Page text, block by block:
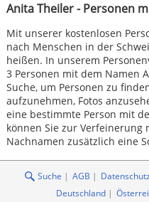
Anita Theiler - Personen
Mit unserer kostenlosen
nach Menschen in der
heißen. In unserem
3 Personen mit dem Namen
Suche, um Personen zu
aufzunehmen, Fotos
eine bestimmte Person mit
können Sie zur Verfeinerung
Nachnamen zusätzlich eine
Suche AGB Datenschutz
Deutschland